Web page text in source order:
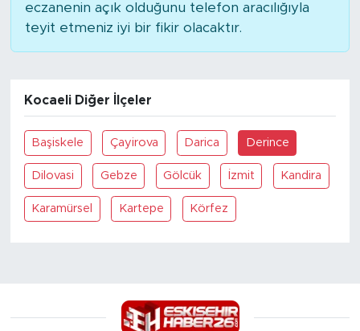
eczanenin açık olduğunu telefon aracılığıyla
teyit etmeniz iyi bir fikir olacaktır.
Kocaeli Diğer İlçeler
Başiskele Çayirova Darica Derince
Dilovasi Gebze Gölcük İzmit Kandira
Karamürsel Kartepe Körfez